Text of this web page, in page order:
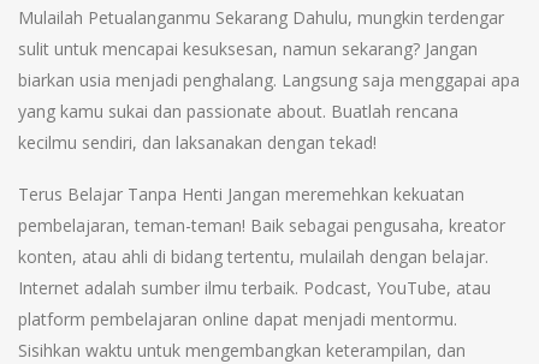
Mulailah Petualanganmu Sekarang Dahulu, mungkin terdengar
sulit untuk mencapai kesuksesan, namun sekarang? Jangan
biarkan usia menjadi penghalang. Langsung saja menggapai apa
yang kamu sukai dan passionate about. Buatlah rencana
kecilmu sendiri, dan laksanakan dengan tekad!
Terus Belajar Tanpa Henti Jangan meremehkan kekuatan
pembelajaran, teman-teman! Baik sebagai pengusaha, kreator
konten, atau ahli di bidang tertentu, mulailah dengan belajar.
Internet adalah sumber ilmu terbaik. Podcast, YouTube, atau
platform pembelajaran online dapat menjadi mentormu.
Sisihkan waktu untuk mengembangkan keterampilan, dan